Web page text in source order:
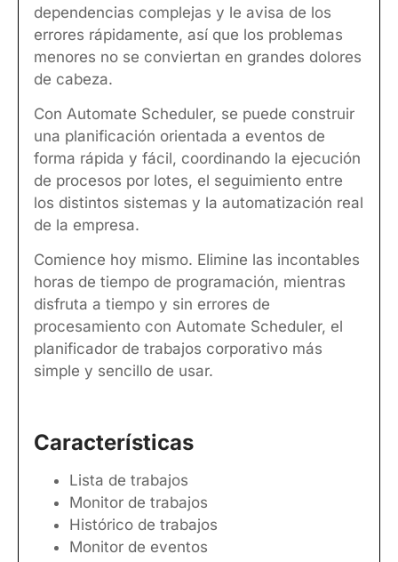
dependencias complejas y le avisa de los
errores rápidamente, así que los problemas
menores no se conviertan en grandes dolores
de cabeza.
Con Automate Scheduler, se puede construir
una planificación orientada a eventos de
forma rápida y fácil, coordinando la ejecución
de procesos por lotes, el seguimiento entre
los distintos sistemas y la automatización real
de la empresa.
Comience hoy mismo. Elimine las incontables
horas de tiempo de programación, mientras
disfruta a tiempo y sin errores de
procesamiento con Automate Scheduler, el
planificador de trabajos corporativo más
simple y sencillo de usar.
Características
Lista de trabajos
Monitor de trabajos
Histórico de trabajos
Monitor de eventos